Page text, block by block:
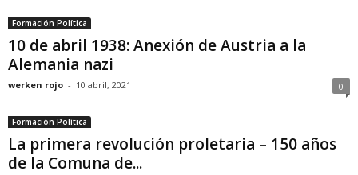
Formación Política
10 de abril 1938: Anexión de Austria a la
Alemania nazi
werken rojo - 10 abril, 2021 0
Formación Política
La primera revolución proletaria – 150 años
de la Comuna de...